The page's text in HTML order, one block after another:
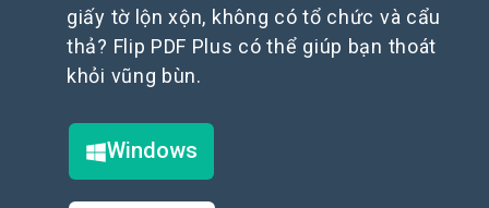
giấy tờ lộn xộn, không có tổ chức và cẩu
thả? Flip PDF Plus có thể giúp bạn thoát
khỏi vũng bùn.
Windows